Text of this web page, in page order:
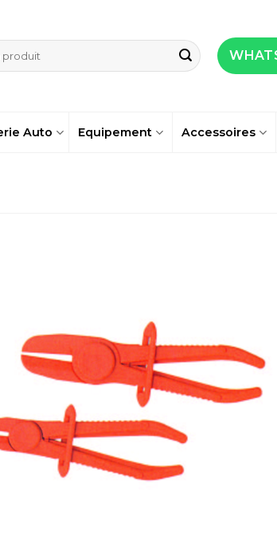
Auto Equipement Accessoires